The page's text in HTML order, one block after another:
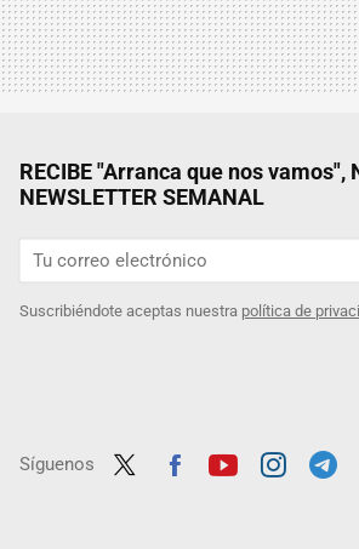
RECIBE "Arranca que nos vamos",
NEWSLETTER SEMANAL
Suscribiéndote aceptas nuestra política de
Síguenos